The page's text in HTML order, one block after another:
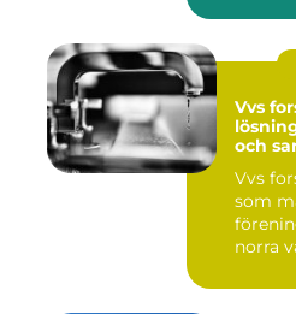
Vvs
och
Vvs
som
norra